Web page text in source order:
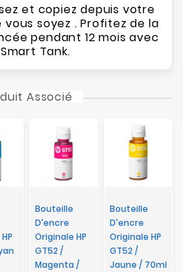
et copiez depuis votre
soyez . Profitez de la
pendant 12 mois avec
Smart Tank.
Associé
Bouteille
D'encre
Originale HP
GT52 /
Magenta /
Bouteille
D'encre
Originale HP
GT52 /
Jaune / 70ml